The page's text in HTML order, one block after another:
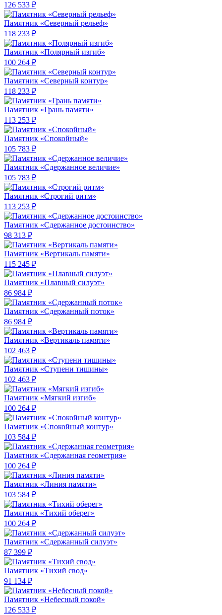
126 533 ₽
Памятник «Северный рельеф»
118 233 ₽
Памятник «Полярный изгиб»
100 264 ₽
Памятник «Северный контур»
118 233 ₽
Памятник «Грань памяти»
113 253 ₽
Памятник «Спокойный»
105 783 ₽
Памятник «Сдержанное величие»
105 783 ₽
Памятник «Строгий ритм»
113 253 ₽
Памятник «Сдержанное достоинство»
98 313 ₽
Памятник «Вертикаль памяти»
115 245 ₽
Памятник «Плавный силуэт»
86 984 ₽
Памятник «Сдержанный поток»
86 984 ₽
Памятник «Вертикаль памяти»
102 463 ₽
Памятник «Ступени тишины»
102 463 ₽
Памятник «Мягкий изгиб»
100 264 ₽
Памятник «Спокойный контур»
103 584 ₽
Памятник «Сдержанная геометрия»
100 264 ₽
Памятник «Линия памяти»
103 584 ₽
Памятник «Тихий оберег»
100 264 ₽
Памятник «Сдержанный силуэт»
87 399 ₽
Памятник «Тихий свод»
91 134 ₽
Памятник «Небесный покой»
126 533 ₽